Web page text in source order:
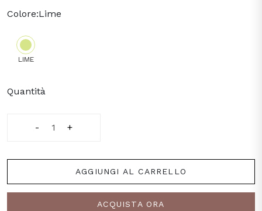
Colore:Lime
LIME
Quantità
- +
AGGIUNGI AL CARRELLO
ACQUISTA ORA